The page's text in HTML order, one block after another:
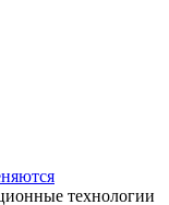
технологии